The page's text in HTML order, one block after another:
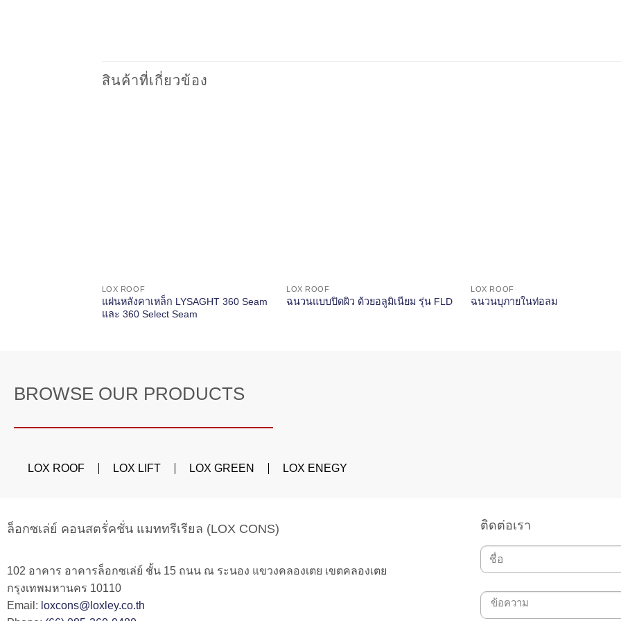
สินค้าที่เกี่ยวข้อง
LOX ROOF
แผ่นหลังคาเหล็ก LYSAGHT 360 Seam
และ 360 Select Seam
LOX ROOF
ฉนวนแบบปิดผิว ด้วยอลูมิเนียม รุ่น FLD
LOX ROOF
ฉนวนบุภายในท่อลม
BROWSE OUR PRODUCTS
LOX ROOF LOX LIFT LOX GREEN LOX ENEGY
ล็อกซเล่ย์ คอนสตรั่คชั่น แมททรีเรียล (LOX CONS)
102 อาคาร อาคารล็อกซเล่ย์ ชั้น 15 ถนน ณ ระนอง แขวงคลองเตย เขตคลองเตย
กรุงเทพมหานคร 10110
Email: loxcons@loxley.co.th
ติดต่อเรา